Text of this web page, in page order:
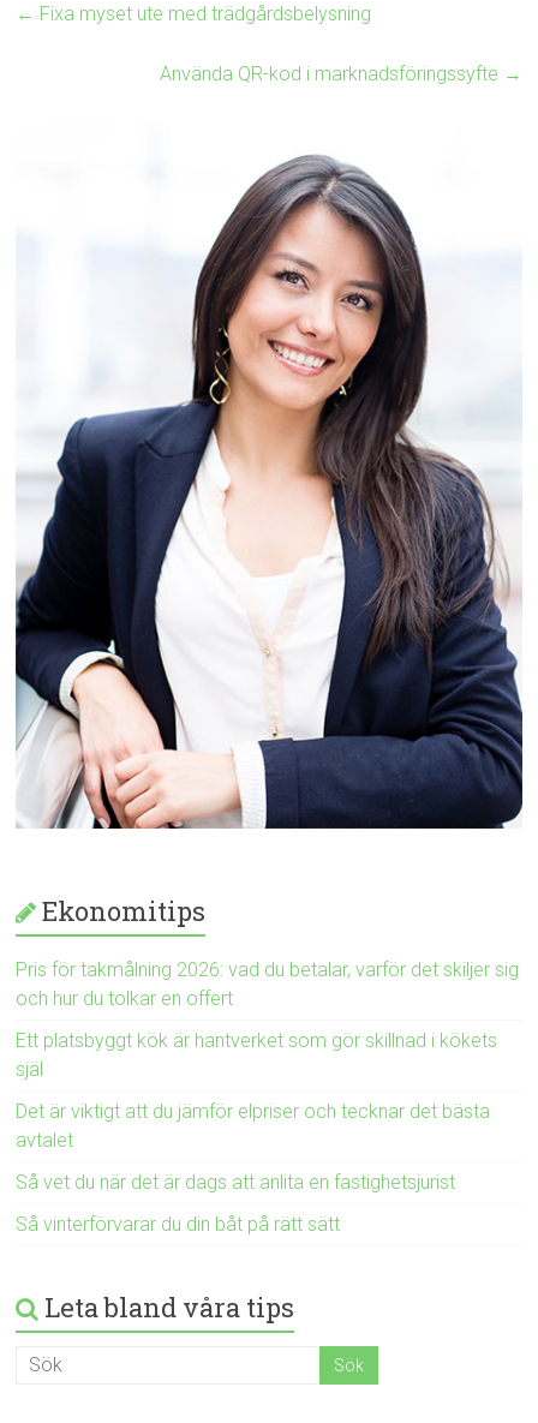
← Fixa myset ute med trädgårdsbelysning
Använda QR-kod i marknadsföringssyfte →
Ekonomitips
Pris för takmålning 2026: vad du betalar, varför det skiljer sig
och hur du tolkar en offert
Ett platsbyggt kök är hantverket som gör skillnad i kökets
själ
Det är viktigt att du jämför elpriser och tecknar det bästa
avtalet
Så vet du när det är dags att anlita en fastighetsjurist
Så vinterförvarar du din båt på rätt sätt
Leta bland våra tips